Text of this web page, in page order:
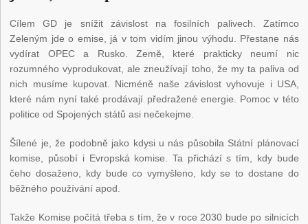
Cílem GD je snížit závislost na fosilních palivech. Zatímco
Zeleným jde o emise, já v tom vidím jinou výhodu. Přestane nás
vydírat OPEC a Rusko. Země, které prakticky neumí nic
rozumného vyprodukovat, ale zneužívají toho, že my ta paliva od
nich musíme kupovat. Nicméně naše závislost vyhovuje i USA,
které nám nyní také prodávají předražené energie. Pomoc v této
politice od Spojených států asi nečekejme.
Šílené je, že podobně jako kdysi u nás působila Státní plánovací
komise, působí i Evropská komise. Ta přichází s tím, kdy bude
čeho dosaženo, kdy bude co vymyšleno, kdy se to dostane do
běžného používání apod.
Takže Komise počítá třeba s tím, že v roce 2030 bude po silnicích